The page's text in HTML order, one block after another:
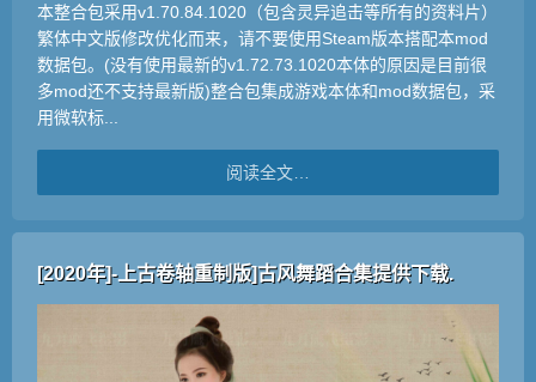
本整合包采用v1.70.84.1020（包含灵异追击等所有的资料片）
繁体中文版修改优化而来，请不要使用Steam版本搭配本mod
数据包。(没有使用最新的v1.72.73.1020本体的原因是目前很
多mod还不支持最新版)整合包集成游戏本体和mod数据包，采
用微软标...
阅读全文…
[2020年]-上古卷轴重制版]古风舞蹈合集提供下载.